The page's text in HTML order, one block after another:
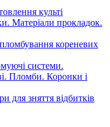
культі
Матеріали прокладок.
кореневих
системи.
Пломби. Коронки і
для зняття відбитків